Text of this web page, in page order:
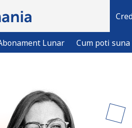
Lunar Cum poti suna